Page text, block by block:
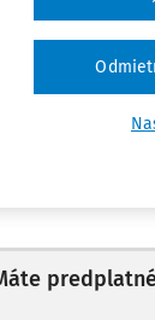
súčet
skutkov v
a § 67
dĺžke je
Trestného